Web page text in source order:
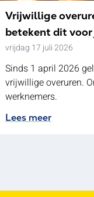
Vrijwillige
betekent dit voor
vrijdag 17 juli 2026
Sinds 1 april 2026
vrijwillige overuren.
werknemers.
Lees meer